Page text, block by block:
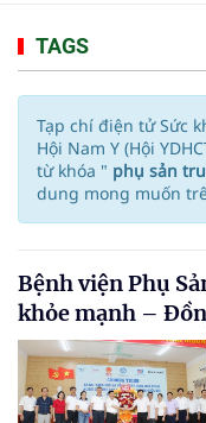
TAGS
Tạp chí điện tử Sức
Hội Nam Y (Hội
từ khóa " phụ sản
dung mong muốn
Bệnh viện Phụ
khỏe mạnh –